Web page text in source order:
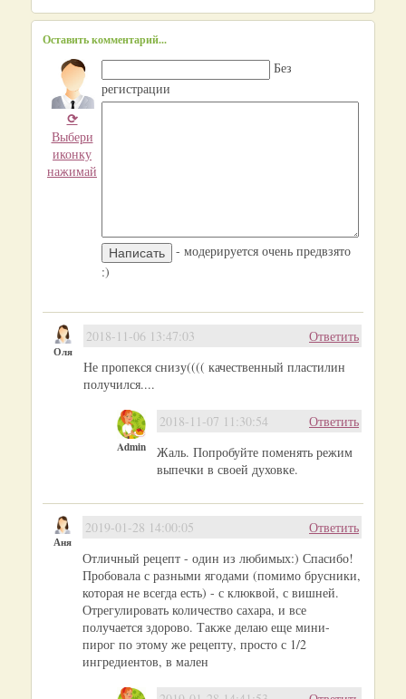
Оставить комментарий...
⟳
Выбери
иконку
нажимай
Без
регистрации
- модерируется очень предвзято
:)
Оля
Ответить
2018-11-06 13:47:03
Не пропекся снизу(((( качественный пластилин
получился....
Admin
Ответить
2018-11-07 11:30:54
Жаль. Попробуйте поменять режим
выпечки в своей духовке.
Аня
Ответить
2019-01-28 14:00:05
Отличный рецепт - один из любимых:) Спасибо!
Пробовала с разными ягодами (помимо брусники,
которая не всегда есть) - с клюквой, с вишней.
Отрегулировать количество сахара, и все
получается здорово. Также делаю еще мини-
пирог по этому же рецепту, просто с 1/2
ингредиентов, в мален